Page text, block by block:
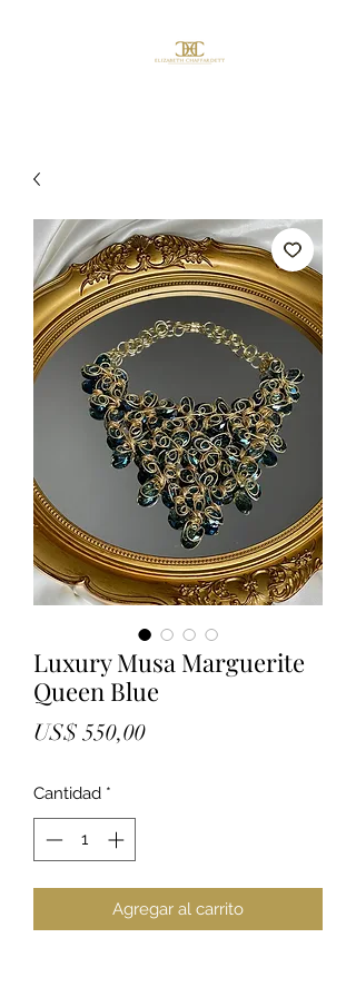
Luxury Musa Marguerite
Queen Blue
US$ 550,00Precio
Cantidad *
Agregar al carrito